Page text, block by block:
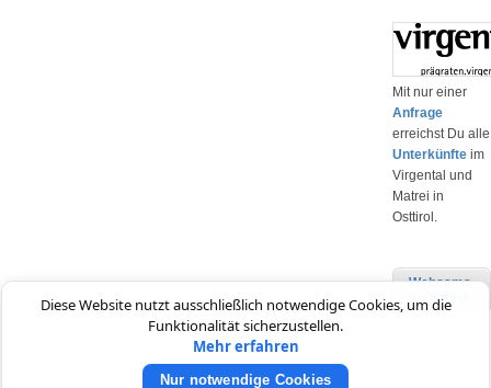
Diese Website nutzt ausschließlich notwendige Cookies, um die
Funktionalität sicherzustellen.
Mehr erfahren
Nur notwendige Cookies
Mit nur einer
Anfrage
erreichst Du alle
Unterkünfte im
Virgental und
Matrei in
Osttirol.
Webcams
in Osttirol